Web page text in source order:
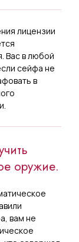
лицензии
Вас в любой
сейфа не
в
оружие.
вам не